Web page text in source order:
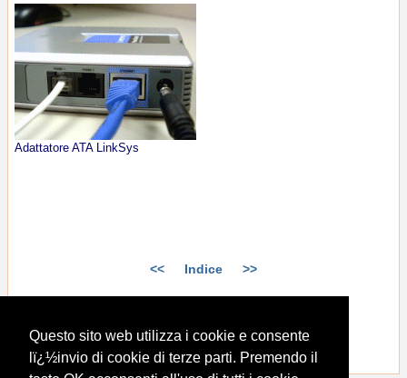
Questo sito web utilizza i cookie e consente
lï¿½invio di cookie di terze parti. Premendo il
Adattatore ATA LinkSys
<< Indice >>